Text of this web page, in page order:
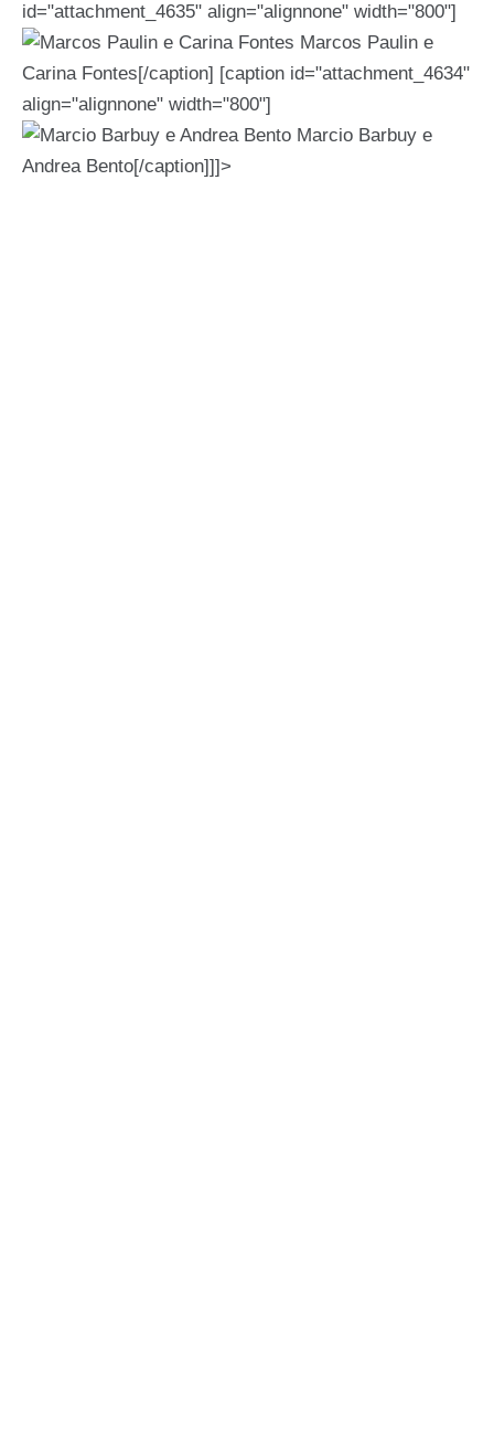
id="attachment_4635" align="alignnone" width="800"]
Marcos Paulin e
Carina Fontes[/caption] [caption id="attachment_4634"
align="alignnone" width="800"]
Marcio Barbuy e
Andrea Bento[/caption]]]>